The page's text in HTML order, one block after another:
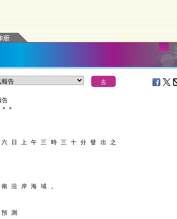
告
＊ ＊
日 上 午 三 時 三 十 分 發 出 之
沿 岸 海 域 。
測